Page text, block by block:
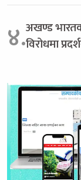
४.अखण्ड
विरोधमा